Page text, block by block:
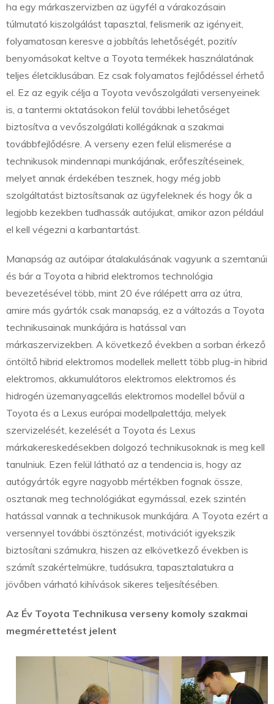
ha egy márkaszervizben az ügyfél a várakozásain
túlmutató kiszolgálást tapasztal, felismerik az igényeit,
folyamatosan keresve a jobbítás lehetőségét, pozitív
benyomásokat keltve a Toyota termékek használatának
teljes életciklusában. Ez csak folyamatos fejlődéssel érhető
el. Ez az egyik célja a Toyota vevőszolgálati versenyeinek
is, a tantermi oktatásokon felül további lehetőséget
biztosítva a vevőszolgálati kollégáknak a szakmai
továbbfejlődésre. A verseny ezen felül elismerése a
technikusok mindennapi munkájának, erőfeszítéseinek,
melyet annak érdekében tesznek, hogy még jobb
szolgáltatást biztosítsanak az ügyfeleknek és hogy ők a
legjobb kezekben tudhassák autójukat, amikor azon például
el kell végezni a karbantartást.
Manapság az autóipar átalakulásának vagyunk a szemtanúi
és bár a Toyota a hibrid elektromos technológia
bevezetésével több, mint 20 éve rálépett arra az útra,
amire más gyártók csak manapság, ez a változás a Toyota
technikusainak munkájára is hatással van
márkaszervizekben. A következő években a sorban érkező
öntöltő hibrid elektromos modellek mellett több plug-in hibrid
elektromos, akkumulátoros elektromos elektromos és
hidrogén üzemanyagcellás elektromos modellel bővül a
Toyota és a Lexus európai modellpalettája, melyek
szervizelését, kezelését a Toyota és Lexus
márkakereskedésekben dolgozó technikusoknak is meg kell
tanulniuk. Ezen felül látható az a tendencia is, hogy az
autógyártók egyre nagyobb mértékben fognak össze,
osztanak meg technológiákat egymással, ezek szintén
hatással vannak a technikusok munkájára. A Toyota ezért a
versennyel további ösztönzést, motivációt igyekszik
biztosítani számukra, hiszen az elkövetkező években is
számít szakértelmükre, tudásukra, tapasztalatukra a
jövőben várható kihívások sikeres teljesítésében.
Az Év Toyota Technikusa verseny komoly szakmai
megmérettetést jelent